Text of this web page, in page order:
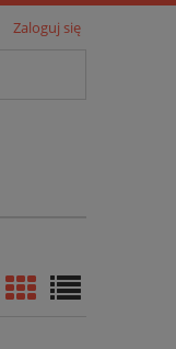
Zaloguj się